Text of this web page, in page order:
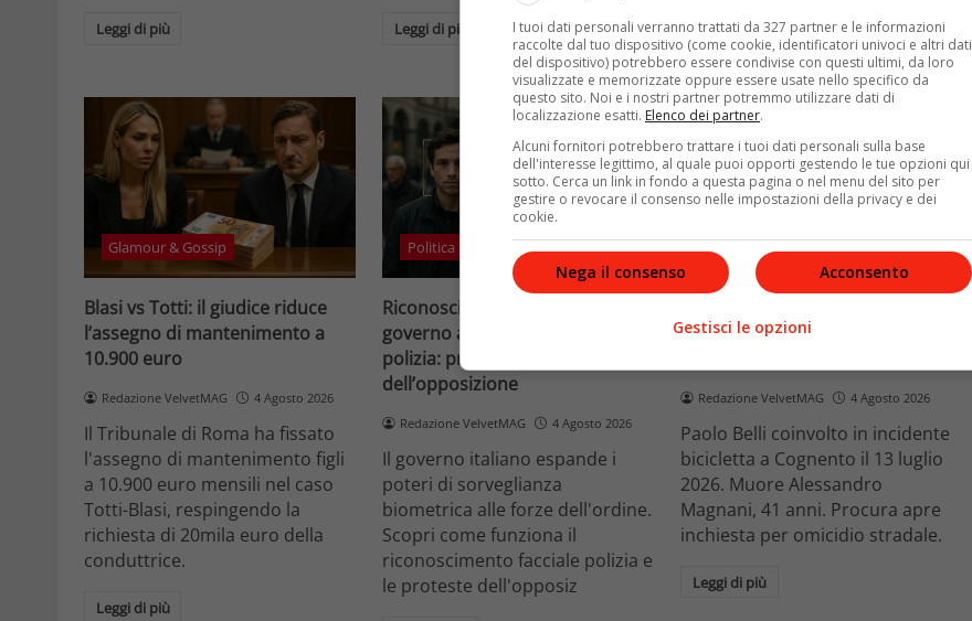
Leggi di più Leggi di più
Leggi di più
Glamour & Gossip
Blasi vs Totti: il giudice riduce
l’assegno di mantenimento a
10.900 euro
Redazione VelvetMAG 4 Agosto 2026
Il Tribunale di Roma ha fissato
l'assegno di mantenimento figli
a 10.900 euro mensili nel caso
Totti-Blasi, respingendo la
richiesta di 20mila euro della
conduttrice.
Leggi di più
Politica
Riconoscimento facciale, il
governo accelera i poteri alla
polizia: proteste
dell’opposizione
Redazione VelvetMAG 4 Agosto 2026
Il governo italiano espande i
poteri di sorveglianza
biometrica alle forze dell'ordine.
Scopri come funziona il
riconoscimento facciale polizia e
le proteste dell'opposiz
News
bicicletta: morto il pedone
Redazione VelvetMAG 4 Agosto 2026
Paolo Belli coinvolto in incidente
bicicletta a Cognento il 13 luglio
2026. Muore Alessandro
Magnani, 41 anni. Procura apre
inchiesta per omicidio stradale.
Leggi di più
I tuoi dati personali verranno trattati da 327 partner e le informazioni
raccolte dal tuo dispositivo (come cookie, identificatori univoci e altri dati
del dispositivo) potrebbero essere condivise con questi ultimi, da loro
visualizzate e memorizzate oppure essere usate nello specifico da
questo sito. Noi e i nostri partner potremmo utilizzare dati di
localizzazione esatti. Elenco dei partner.
Alcuni fornitori potrebbero trattare i tuoi dati personali sulla base
dell'interesse legittimo, al quale puoi opporti gestendo le tue opzioni qui
sotto. Cerca un link in fondo a questa pagina o nel menu del sito per
gestire o revocare il consenso nelle impostazioni della privacy e dei
cookie.
Acconsento
Nega il consenso
Gestisci le opzioni